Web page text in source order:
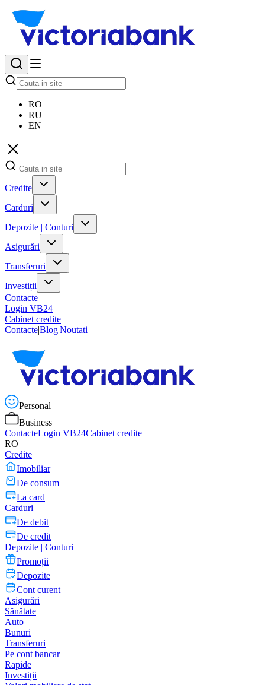
RO
RU
EN
Credite
Carduri
Depozite | Conturi
Asigurări
Transferuri
Investiții
Contacte
Login VB24
Cabinet credite
Contacte|Blog|Noutati
Personal
Business
ContacteLogin VB24Cabinet credite
RO
Credite
Imobiliar
De consum
La card
Carduri
De debit
De credit
Depozite | Conturi
Promoții
Depozite
Cont curent
Asigurări
Sănătate
Auto
Bunuri
Transferuri
Pe cont bancar
Rapide
Investiții